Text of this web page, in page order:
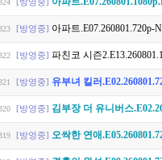
[방영중] 아파트.E07.260801.720p-
[방영중] 파친코 시즌
[방영중] 유부녀 킬러
[방영중] 김부장 더 유니버스
[방영중] 오싹한 연애